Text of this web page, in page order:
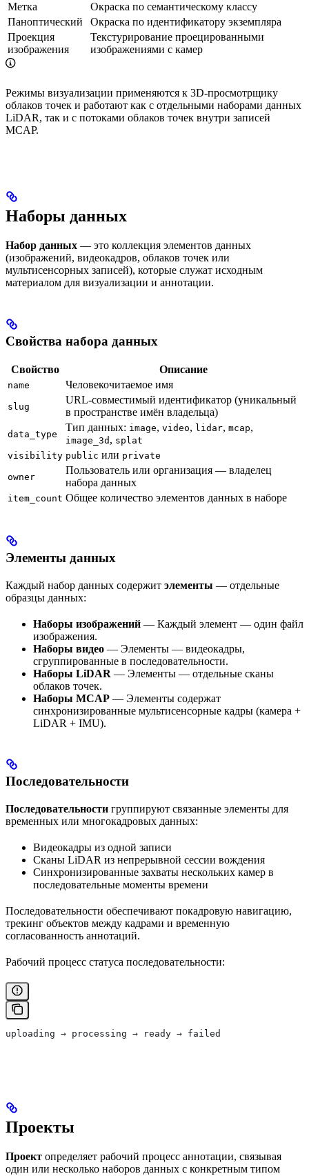
Метка
Окраска по семантическому классу
Паноптический
Окраска по идентификатору экземпляра
Проекция
изображения
Текстурирование проецированными
изображениями с камер
Режимы визуализации применяются к 3D-просмотрщику
облаков точек и работают как с отдельными наборами данных
LiDAR, так и с потоками облаков точек внутри записей
MCAP.
Наборы данных
Набор данных — это коллекция элементов данных
(изображений, видеокадров, облаков точек или
мультисенсорных записей), которые служат исходным
материалом для визуализации и аннотации.
Свойства набора данных
Свойство Описание
name Человекочитаемое имя
slug
URL-совместимый идентификатор (уникальный
в пространстве имён владельца)
data_type
Тип данных: image, video, lidar, mcap,
image_3d , splat
visibility public или private
owner
Пользователь или организация — владелец
набора данных
item_count Общее количество элементов данных в наборе
Элементы данных
Каждый набор данных содержит элементы — отдельные
образцы данных:
Наборы изображений — Каждый элемент — один файл
изображения.
Наборы видео — Элементы — видеокадры,
сгруппированные в последовательности.
Наборы LiDAR — Элементы — отдельные сканы
облаков точек.
Наборы MCAP — Элементы содержат
синхронизированные мультисенсорные кадры (камера +
LiDAR + IMU).
Последовательности
Последовательности группируют связанные элементы для
временных или многокадровых данных:
Видеокадры из одной записи
Сканы LiDAR из непрерывной сессии вождения
Синхронизированные захваты нескольких камер в
последовательные моменты времени
Последовательности обеспечивают покадровую навигацию,
трекинг объектов между кадрами и временную
согласованность аннотаций.
Рабочий процесс статуса последовательности:
uploading → processing → ready → failed
Проекты
Проект определяет рабочий процесс аннотации, связывая
один или несколько наборов данных с конкретным типом